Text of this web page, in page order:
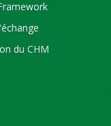
du CHM